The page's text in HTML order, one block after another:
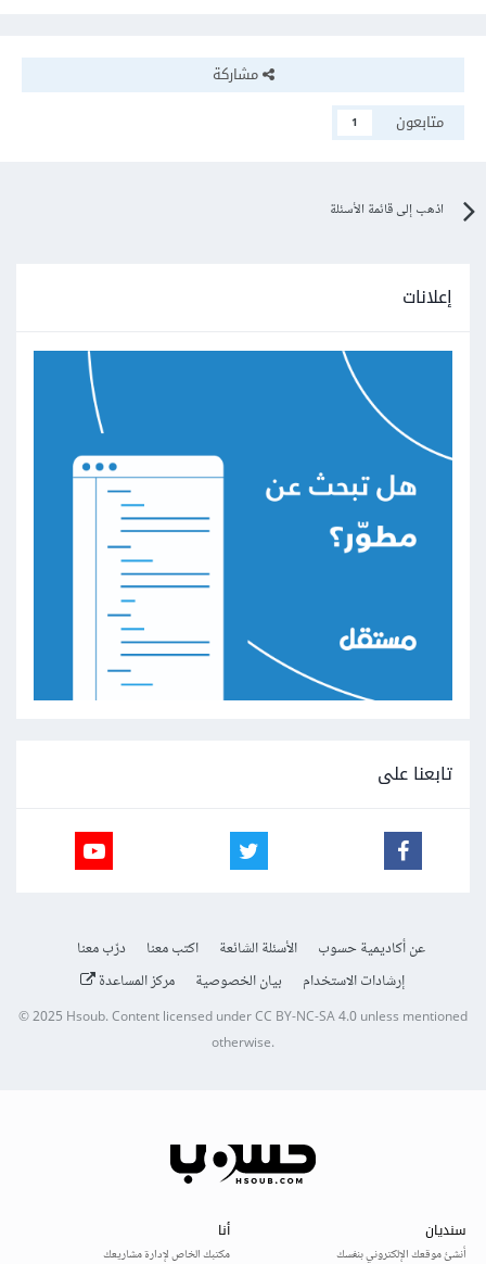
مشاركة
متابعون
1
اذهب إلى قائمة الأسئلة
إعلانات
تابعنا على
عن أكاديمية حسوب الأسئلة الشائعة اكتب معنا
درّب معنا
إرشادات الاستخدام
بيان الخصوصية مركز المساعدة
© 2025Hsoub.Content licensed underCC BY-NC-SA 4.0unless mentioned
otherwise.